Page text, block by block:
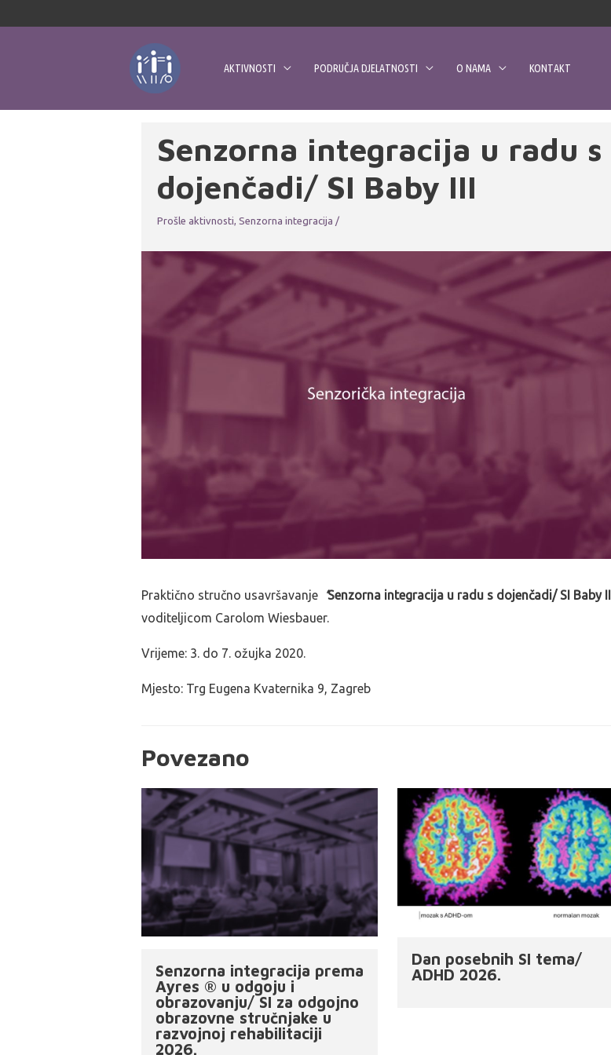
AKTIVNOSTI PODRUČJA DJELATNOSTI O NAMA KONTAKT
Senzorna integracija u radu s
dojenčadi/ SI Baby III
Prošle aktivnosti, Senzorna integracija /
Praktično stručno usavršavanje ‘Senzorna integracija u radu s dojenčadi/ SI Baby III
voditeljicom Carolom Wiesbauer.
Vrijeme: 3. do 7. ožujka 2020.
Mjesto: Trg Eugena Kvaternika 9, Zagreb
Povezano
Senzorna integracija prema
Ayres ® u odgoju i
obrazovanju/ SI za odgojno
obrazovne stručnjake u
razvojnoj rehabilitaciji
2026.
Dan posebnih SI tema/
ADHD 2026.